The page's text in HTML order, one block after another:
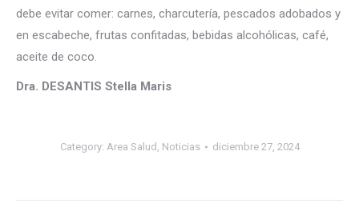
debe evitar comer: carnes, charcutería, pescados adobados y
en escabeche, frutas confitadas, bebidas alcohólicas, café,
aceite de coco.
Dra. DESANTIS Stella Maris
Category: Area Salud , Noticias diciembre 27, 2024